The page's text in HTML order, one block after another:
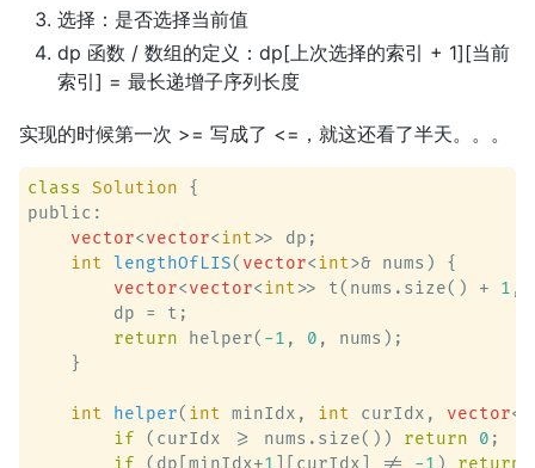
选择：是否选择当前值
dp 函数 / 数组的定义：dp[上次选择的索引 + 1][当前
索引] = 最长递增子序列长度
实现的时候第一次 >= 写成了 <=，就这还看了半天。。。
class Solution {
public:
vector<vector<int>> dp;
int lengthOfLIS( vector<int>& nums)
{
vector<vector<int>> t(nums.size() + 1 ,
        dp = t;
return helper( -1 , 0 , nums);
    }
int helper( int minIdx, int curIdx, vector<
if (curIdx >= nums.size()) return 0 ;